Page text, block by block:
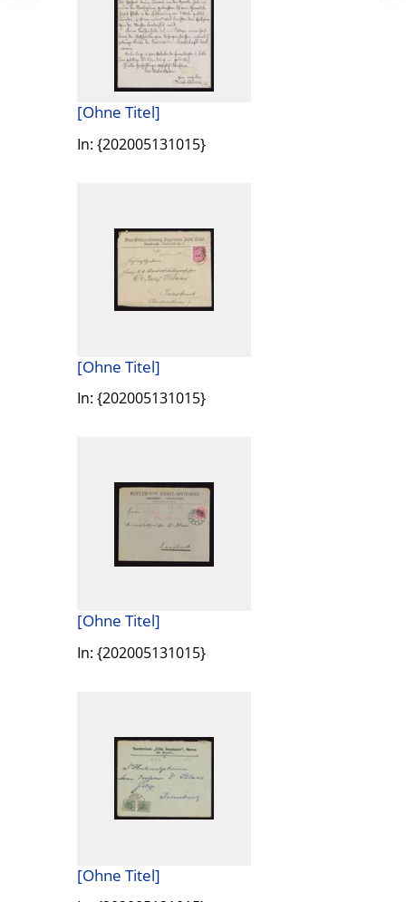
[Ohne Titel]
In: {202005131015}
[Ohne Titel]
In: {202005131015}
[Ohne Titel]
In: {202005131015}
[Ohne Titel]